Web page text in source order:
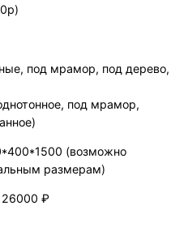
под мрамор, под дерево,
под мрамор,
(возможно
размерам)
26000 ₽